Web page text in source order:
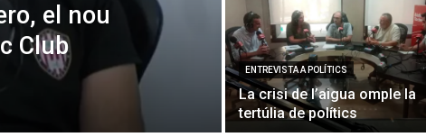
el nou
Club
ENTREVISTA A POLÍTICS
La crisi de l’aigua omple la
tertúlia de polítics